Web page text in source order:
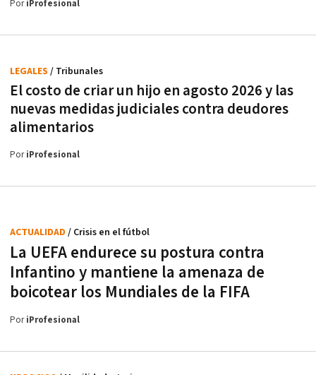
PoriProfesional
El costo de criar un hijo en agosto 2026 y las
nuevas medidas judiciales contra deudores
alimentarios
LEGALES / Tribunales
PoriProfesional
La UEFA endurece su postura contra
Infantino y mantiene la amenaza de
boicotear los Mundiales de la FIFA
ACTUALIDAD / Crisis en el fútbol
PoriProfesional